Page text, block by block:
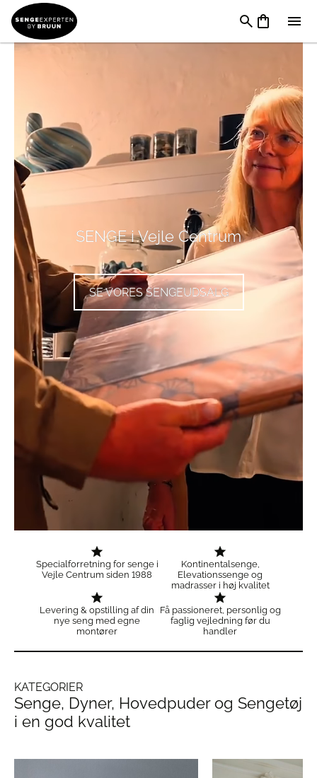
SENGE i Vejle Centrum
SE VORES SENGEUDSALG
Specialforretning for senge i
Vejle Centrum siden 1988
Kontinentalsenge,
Elevationssenge og
madrasser i høj kvalitet
Levering & opstilling af din
nye seng med egne
montører
Få passioneret, personlig og
faglig vejledning før du
handler
KATEGORIER
Senge, Dyner, Hovedpuder og Sengetøj
i en god kvalitet